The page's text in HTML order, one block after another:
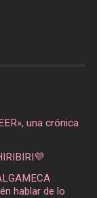
una crónica
hablar de lo